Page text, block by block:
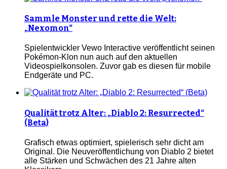
Sammle Monster und rette die Welt:
„Nexomon“
Spielentwickler Vewo Interactive veröffentlicht seinen
Pokémon-Klon nun auch auf den aktuellen
Videospielkonsolen. Zuvor gab es diesen für mobile
Endgeräte und PC.
Qualität trotz Alter: „Diablo 2: Resurrected“
(Beta)
Grafisch etwas optimiert, spielerisch sehr dicht am
Original. Die Neuveröffentlichung von Diablo 2 bietet
alle Stärken und Schwächen des 21 Jahre alten